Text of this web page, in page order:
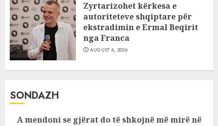
Zyrtarizohet kërkesa e
autoriteteve shqiptare për
ekstradimin e Ermal Beqirit
nga Franca
AUGUST 6, 2026
SONDAZH
A mendoni se gjërat do të shkojnë më mirë në